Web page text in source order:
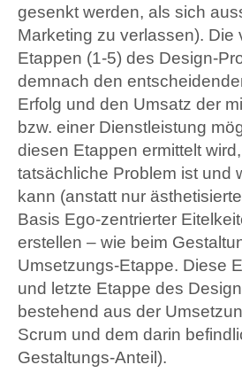
gesenkt werden, als sich
Marketing zu verlassen). Die
Etappen (1-5) des Design-
demnach den
Erfolg und den Umsatz der
bzw. einer Dienstleistung
diesen Etappen ermittelt
tatsächliche Problem ist und
kann (anstatt nur
Basis Ego-zentrierter
erstellen – wie beim
Umsetzungs-Etappe. Diese
und letzte Etappe des
bestehend aus der
Scrum und dem darin
Gestaltungs-Anteil).